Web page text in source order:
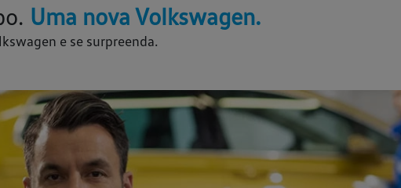
Uma nova Volkswagen.
e se surpreenda.